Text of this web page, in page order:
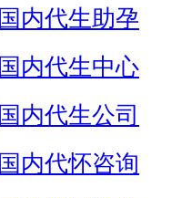
国内代生助孕
国内代生中心
国内代生公司
国内代怀咨询